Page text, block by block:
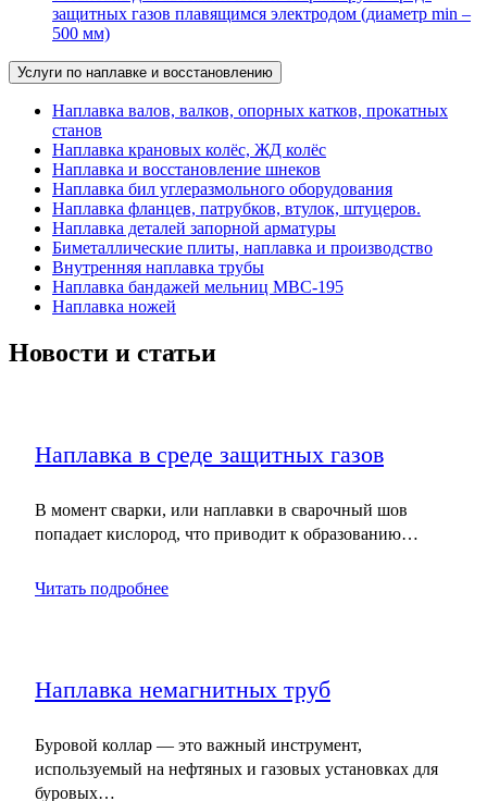
защитных газов плавящимся электродом (диаметр min –
500 мм)
Услуги по наплавке и восстановлению
Наплавка валов, валков, опорных катков, прокатных
станов
Наплавка крановых колёс, ЖД колёс
Наплавка и восстановление шнеков
Наплавка бил углеразмольного оборудования
Наплавка фланцев, патрубков, втулок, штуцеров.
Наплавка деталей запорной арматуры
Биметаллические плиты, наплавка и производство
Внутренняя наплавка трубы
Наплавка бандажей мельниц МВС-195
Наплавка ножей
Новости и статьи
Наплавка в среде защитных газов
В момент сварки, или наплавки в сварочный шов
попадает кислород, что приводит к образованию…
Читать подробнее
Наплавка немагнитных труб
Буровой коллар — это важный инструмент,
используемый на нефтяных и газовых установках для
буровых…